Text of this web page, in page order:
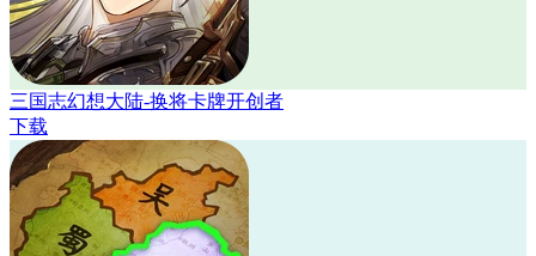
三国志幻想大陆-换将卡牌开创者
下载